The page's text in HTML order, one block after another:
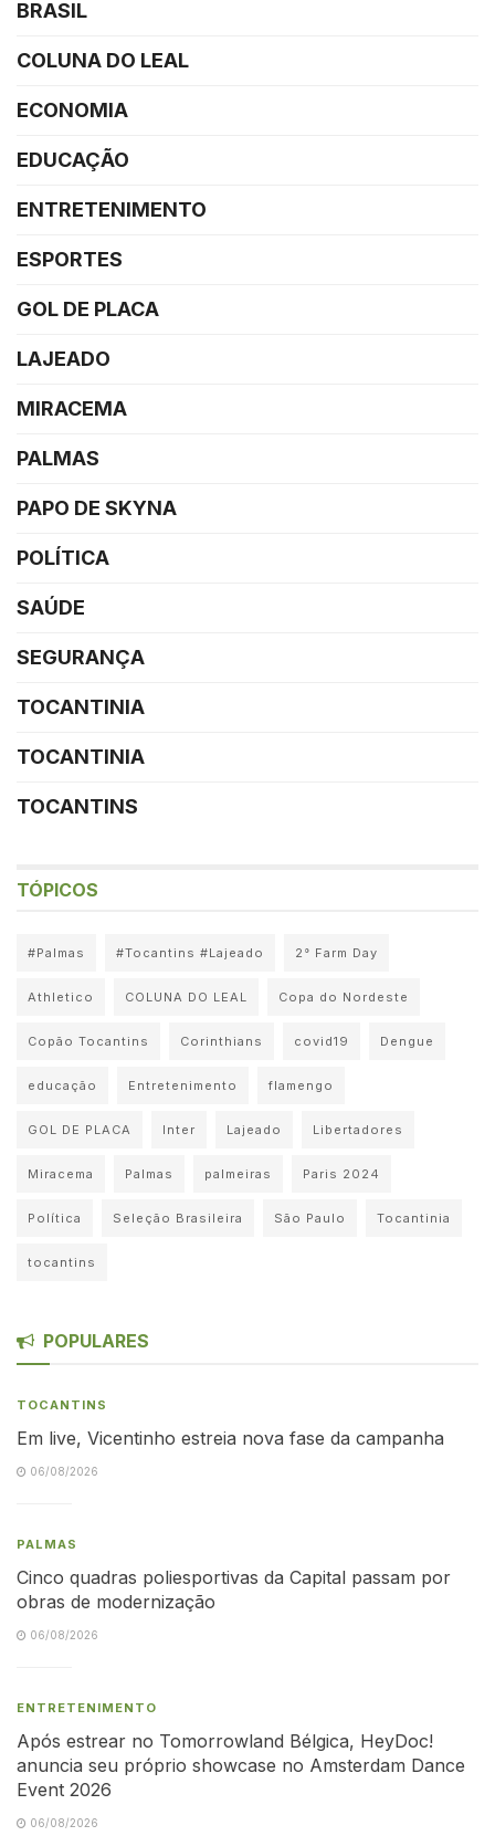
BRASIL
COLUNA DO LEAL
ECONOMIA
EDUCAÇÃO
ENTRETENIMENTO
ESPORTES
GOL DE PLACA
LAJEADO
MIRACEMA
PALMAS
PAPO DE SKYNA
POLÍTICA
SAÚDE
SEGURANÇA
TOCANTINIA
TOCANTINIA
TOCANTINS
TÓPICOS
#Palmas #Tocantins #Lajeado 2° Farm Day
Athletico COLUNA DO LEAL Copa do Nordeste
Copão Tocantins Corinthians covid19 Dengue
educação Entretenimento flamengo
GOL DE PLACA Inter Lajeado Libertadores
Miracema Palmas palmeiras Paris 2024
Política Seleção Brasileira São Paulo Tocantinia
tocantins
POPULARES
TOCANTINS
Em live, Vicentinho estreia nova fase da campanha
06/08/2026
PALMAS
Cinco quadras poliesportivas da Capital passam por
obras de modernização
06/08/2026
ENTRETENIMENTO
Após estrear no Tomorrowland Bélgica, HeyDoc!
anuncia seu próprio showcase no Amsterdam Dance
Event 2026
06/08/2026